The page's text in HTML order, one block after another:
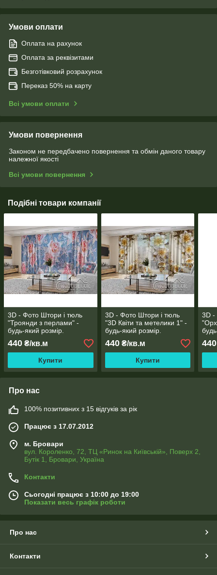
Умови оплати
Оплата на рахунок
Оплата за реквізитами
Безготівковий розрахунок
Переказ 50% на карту
Всі умови оплати
Умови повернення
Законом не передбачено повернення та обмін даного товару
належної якості
Всі умови повернення
Подібні товари компанії
3D - Фото Штори і тюль
"Троянди з перлами" -
будь-який розмір.
Читаемо опис!
440 ₴/кв.м
Купити
3D - Фото Штори і тюль
"3D Квіти та метелики 1" -
будь-який розмір.
Читаемо опис!
440₴/кв.м
Купити
3D -
440
Про нас
100% позитивних з 15 відгуків за рік
Працює з 17.07.2012
м. Бровари
вул. Короленко, 72, ТЦ «Ринок на Київській», Поверх 2,
Бутік 1, Бровари, Україна
Контакти
Сьогодні працює з 10:00 до 19:00
Показати весь графік роботи
Про нас
Контакти